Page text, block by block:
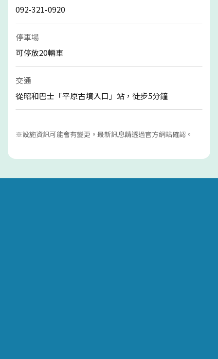
092-321-0920
停車場
可停放20輛車
交通
從昭和巴士「平原古墳入口」站，徒步5分鐘
※設施資訊可能會有變更。最新訊息請透過官方網站確認。